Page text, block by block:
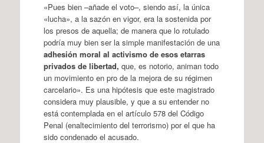
«Pues bien –añade el voto–, siendo así, la única
«lucha», a la sazón en vigor, era la sostenida por
los presos de aquella; de manera que lo rotulado
podría muy bien ser la simple manifestación de una
adhesión moral al activismo de esos etarras
privados de libertad, que, es notorio, animan todo
un movimiento en pro de la mejora de su régimen
carcelario». Es una hipótesis que este magistrado
considera muy plausible, y que a su entender no
está contemplada en el artículo 578 del Código
Penal (enaltecimiento del terrorismo) por el que ha
sido condenado el acusado.